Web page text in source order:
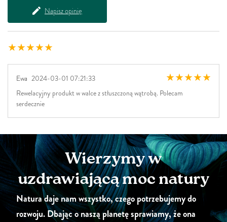
Napisz opinię
Ewa 2024-03-01 07:21:33
Rewelacyjny produkt w walce z stłuszczoną wątrobą. Polecam
serdecznie
Wierzymy w
uzdrawiającą moc natury
Natura daje nam wszystko, czego potrzebujemy do
rozwoju. Dbając o naszą planetę sprawiamy, że ona